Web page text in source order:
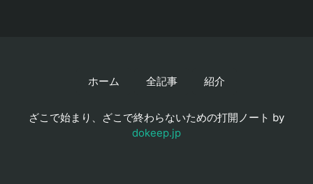
ホーム 全記事 紹介
ざこで始まり、ざこで終わらないための打開ノート by
dokeep.jp